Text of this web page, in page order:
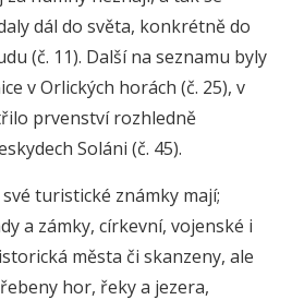
dál do světa, konkrétně do
(č. 11). Další na seznamu byly
v Orlických horách (č. 25), v
prvenství rozhledně
Soláni (č. 45).
turistické známky mají;
a zámky, církevní, vojenské i
města či skanzeny, ale
hor, řeky a jezera,